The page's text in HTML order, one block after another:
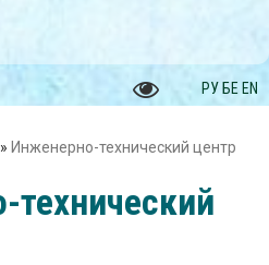
РУ БЕ EN
» Инженерно-технический центр